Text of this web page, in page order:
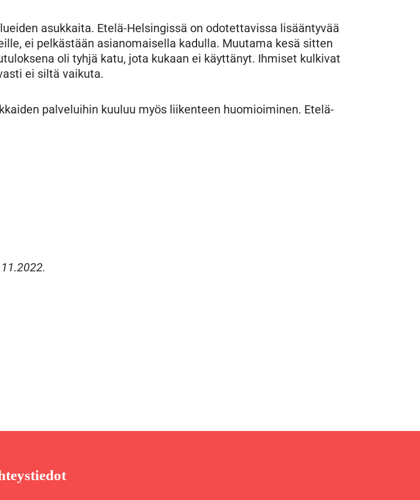
asukkaita. Etelä-Helsingissä on odotettavissa lisääntyvää
ei pelkästään asianomaisella kadulla. Muutama kesä sitten
oli tyhjä katu, jota kukaan ei käyttänyt. Ihmiset kulkivat
ei siltä vaikuta.
palveluihin kuuluu myös liikenteen huomioiminen. Etelä-